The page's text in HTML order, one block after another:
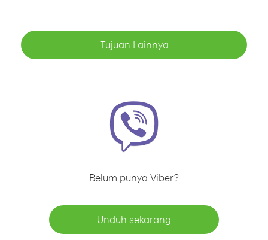
Tujuan Lainnya
Belum punya Viber?
Unduh sekarang